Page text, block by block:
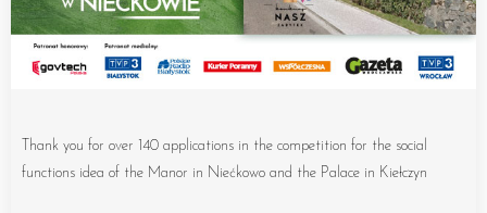
Thank you for over 140 applications in the competition for the social
functions idea of the Manor in Niećkowo and the Palace in Kiełczyn